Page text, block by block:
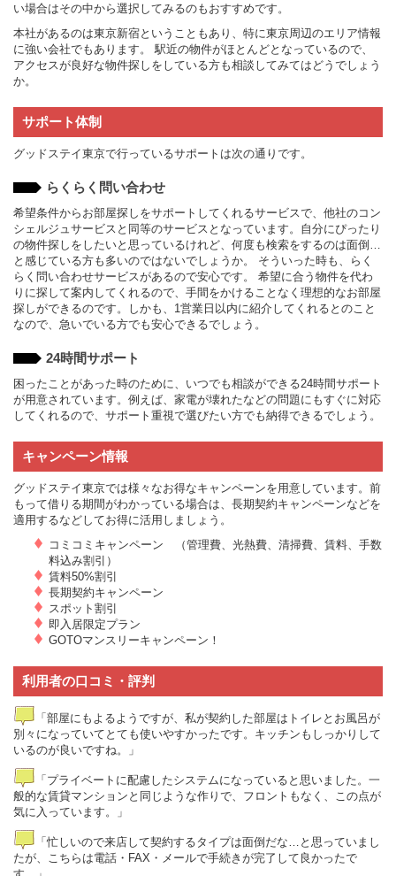
い場合はその中から選択してみるのもおすすめです。
本社があるのは東京新宿ということもあり、特に東京周辺のエリア情報
に強い会社でもあります。 駅近の物件がほとんどとなっているので、
アクセスが良好な物件探しをしている方も相談してみてはどうでしょう
か。
サポート体制
グッドステイ東京で行っているサポートは次の通りです。
らくらく問い合わせ
希望条件からお部屋探しをサポートしてくれるサービスで、他社のコン
シェルジュサービスと同等のサービスとなっています。自分にぴったり
の物件探しをしたいと思っているけれど、何度も検索をするのは面倒…
と感じている方も多いのではないでしょうか。 そういった時も、らく
らく問い合わせサービスがあるので安心です。 希望に合う物件を代わ
りに探して案内してくれるので、手間をかけることなく理想的なお部屋
探しができるのです。しかも、1営業日以内に紹介してくれるとのこと
なので、急いでいる方でも安心できるでしょう。
24時間サポート
困ったことがあった時のために、いつでも相談ができる24時間サポート
が用意されています。例えば、家電が壊れたなどの問題にもすぐに対応
してくれるので、サポート重視で選びたい方でも納得できるでしょう。
キャンペーン情報
グッドステイ東京では様々なお得なキャンペーンを用意しています。前
もって借りる期間がわかっている場合は、長期契約キャンペーンなどを
適用するなどしてお得に活用しましょう。
コミコミキャンペーン （管理費、光熱費、清掃費、賃料、手数
料込み割引）
賃料50%割引
長期契約キャンペーン
スポット割引
即入居限定プラン
GOTOマンスリーキャンペーン！
利用者の口コミ・評判
「部屋にもよるようですが、私が契約した部屋はトイレとお風呂が
別々になっていてとても使いやすかったです。キッチンもしっかりして
いるのが良いですね。」
「プライベートに配慮したシステムになっていると思いました。一
般的な賃貸マンションと同じような作りで、フロントもなく、この点が
気に入っています。」
「忙しいので来店して契約するタイプは面倒だな…と思っていまし
たが、こちらは電話・FAX・メールで手続きが完了して良かったで